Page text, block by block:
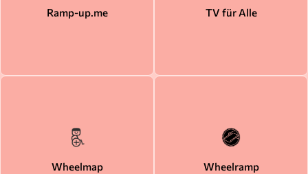
Ramp-up.me TV für Alle
Wheelmap Wheelramp